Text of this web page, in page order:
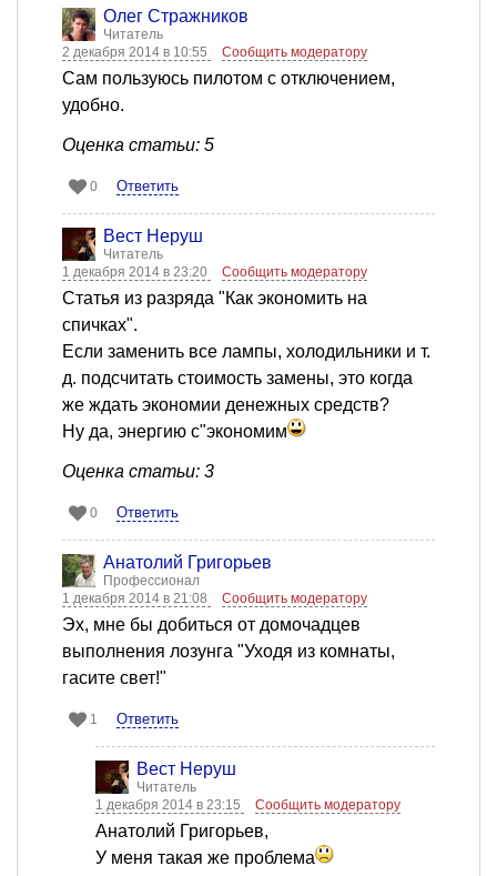
Олег Стражников
Читатель
2 декабря 2014 в 10:55
Сообщить модератору
Сам пользуюсь пилотом с отключением,
удобно.
Оценка статьи: 5
0 Ответить
Вест Неруш
Читатель
1 декабря 2014 в 23:20
Сообщить модератору
Статья из разряда "Как экономить на
спичках".
Если заменить все лампы, холодильники и т.
д. подсчитать стоимость замены, это когда
же ждать экономии денежных средств?
Ну да, энергию с"экономим
Оценка статьи: 3
0 Ответить
Анатолий Григорьев
Профессионал
1 декабря 2014 в 21:08
Сообщить модератору
Эх, мне бы добиться от домочадцев
выполнения лозунга "Уходя из комнаты,
гасите свет!"
1 Ответить
Вест Неруш
Читатель
1 декабря 2014 в 23:15
Сообщить модератору
Анатолий Григорьев,
У меня такая же проблема